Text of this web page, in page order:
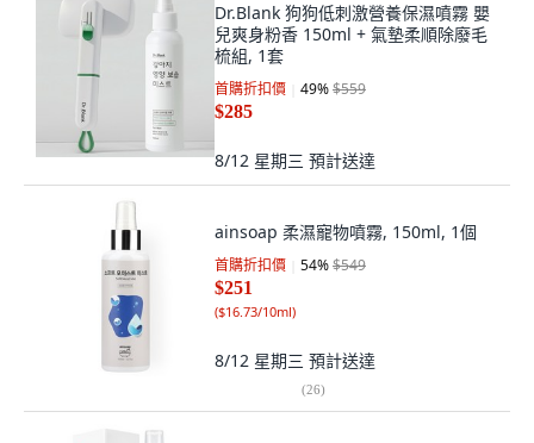
Dr.Blank 狗狗低刺激營養保濕噴霧 嬰
兒爽身粉香 150ml + 氣墊柔順除廢毛
梳組, 1套
首購折扣價 49%$559
$285
8/12 星期三 預計送達
ainsoap 柔濕寵物噴霧, 150ml, 1個
首購折扣價 54%$549
$251
($16.73/10ml)
8/12 星期三 預計送達
(26)